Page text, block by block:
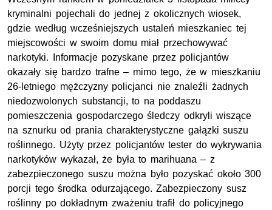
kryminalni pojechali do jednej z okolicznych wiosek,
gdzie według wcześniejszych ustaleń mieszkaniec tej
miejscowości w swoim domu miał przechowywać
narkotyki. Informacje pozyskane przez policjantów
okazały się bardzo trafne – mimo tego, że w mieszkaniu
26-letniego mężczyzny policjanci nie znaleźli żadnych
niedozwolonych substancji, to na poddaszu
pomieszczenia gospodarczego śledczy odkryli wiszące
na sznurku od prania charakterystyczne gałązki suszu
roślinnego. Użyty przez policjantów tester do wykrywania
narkotyków wykazał, że była to marihuana – z
zabezpieczonego suszu można było pozyskać około 300
porcji tego środka odurzającego. Zabezpieczony susz
roślinny po dokładnym zważeniu trafił do policyjnego